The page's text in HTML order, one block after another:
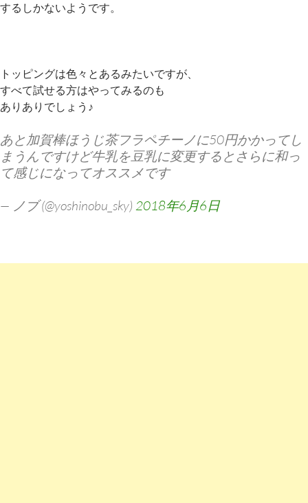
するしかないようです。
トッピングは色々とあるみたいですが、
すべて試せる方はやってみるのも
ありありでしょう♪
あと加賀棒ほうじ茶フラペチーノに50円かかってし
まうんですけど牛乳を豆乳に変更するとさらに和っ
て感じになってオススメです
— ノブ (@yoshinobu_sky) 2018年6月6日